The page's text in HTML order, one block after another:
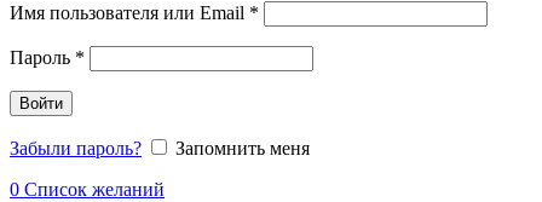
Имя пользователя или Email *
Пароль *
Войти
Забыли пароль?
Запомнить меня
0 Список желаний